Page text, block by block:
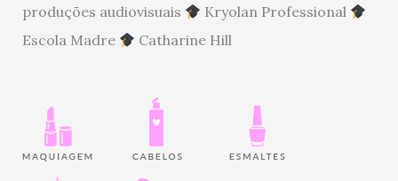
produções audiovisuais
Kryolan Professional
Escola Madre
Catharine Hill